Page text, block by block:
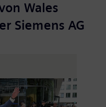
Wales
Siemens AG